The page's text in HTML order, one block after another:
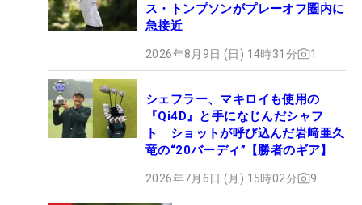
ス・トンプソンがプレーオフ圏内に
急接近
2026年8月9日 (日) 14時31分 1
シェフラー、マキロイも使用の
『Qi4D』と手になじんだシャフ
ト ショットが呼び込んだ岩﨑亜久
竜の“20バーディ”【勝者のギア】
2026年7月6日 (月) 15時02分 9